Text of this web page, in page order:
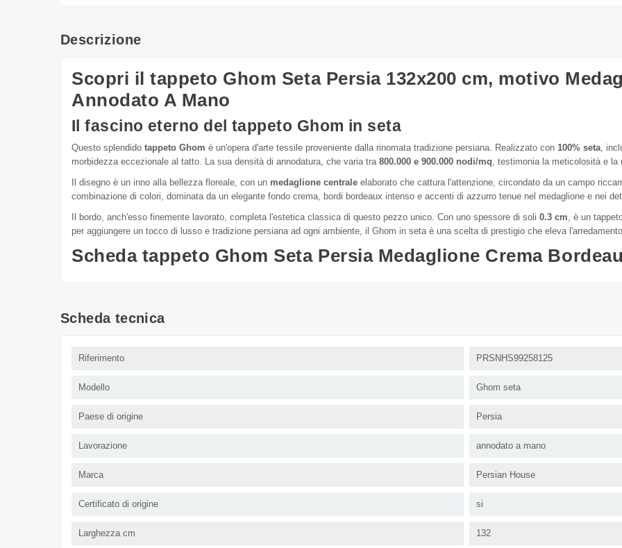
Descrizione
Scopri il tappeto Ghom Seta Persia 132x200 cm, motivo
Annodato A Mano
Il fascino eterno del tappeto Ghom in seta
Questo splendido tappeto Ghom è un'opera d'arte tessile proveniente dalla rinomata tradizione persiana. Realizzato con 100% seta,
morbidezza eccezionale al tatto. La sua densità di annodatura, che varia tra 800.000 e 900.000 nodi/mq, testimonia la meticolosità e la
Il disegno è un inno alla bellezza floreale, con un medaglione centrale elaborato che cattura l'attenzione, circondato da un campo
combinazione di colori, dominata da un elegante fondo crema, bordi bordeaux intenso e accenti di azzurro tenue nel medaglione e nei
Il bordo, anch'esso finemente lavorato, completa l'estetica classica di questo pezzo unico. Con uno spessore di soli 0.3 cm, è un
per aggiungere un tocco di lusso e tradizione persiana ad ogni ambiente, il Ghom in seta è una scelta di prestigio che eleva
Scheda tappeto Ghom Seta Persia Medaglione Crema
Scheda tecnica
Riferimento PRSNHS99258125
Modello Ghom seta
Paese di origine Persia
Lavorazione annodato a mano
Marca Persian House
Certificato di origine si
Larghezza cm 132